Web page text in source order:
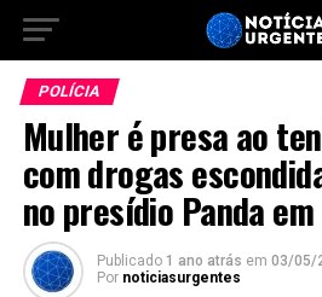
POLÍCIA
Mulher é presa ao
com drogas
no presídio Panda
Publicado 1 ano atrás em 03/05/
Por noticiasurgentes